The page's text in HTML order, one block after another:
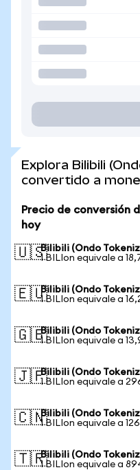
Explora Bilibili
convertido a
Precio de conversión
hoy
🇺🇸Bilibili (Ondo
1 BILIon equivale a
🇪🇺Bilibili (Ondo
1 BILIon equivale a
🇬🇧Bilibili (Ondo
1 BILIon equivale a
🇯🇵Bilibili (Ondo
1 BILIon equivale a
🇨🇳Bilibili (Ondo
1 BILIon equivale a
🇹🇷Bilibili (Ondo
1 BILIon equivale a